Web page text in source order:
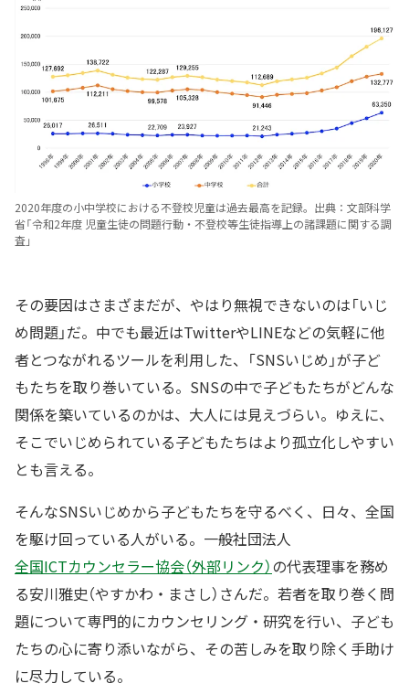
2020年度の小中学校における不登校児童は過去最高を記録。出典：文部科学
省「令和2年度 児童生徒の問題行動・不登校等生徒指導上の諸課題に関する調
査」
その要因はさまざまだが、やはり無視できないのは「いじ
め問題」だ。中でも最近はTwitterやLINEなどの気軽に他
者とつながれるツールを利用した、「SNSいじめ」が子ど
もたちを取り巻いている。SNSの中で子どもたちがどんな
関係を築いているのかは、大人には見えづらい。ゆえに、
そこでいじめられている子どもたちはより孤立化しやすい
とも言える。
そんなSNSいじめから子どもたちを守るべく、日々、全国
を駆け回っている人がいる。一般社団法人
全国ICTカウンセラー協会（外部リンク）の代表理事を務め
る安川雅史（やすかわ・まさし）さんだ。若者を取り巻く問
題について専門的にカウンセリング・研究を行い、子ども
たちの心に寄り添いながら、その苦しみを取り除く手助け
に尽力している。